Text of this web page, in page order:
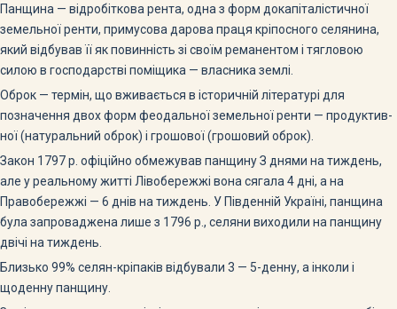
Панщина — відробіткова рента, одна з форм докапіталістичної
земельної ренти, примусова дарова праця кріпосного селянина,
який відбував її як повинність зі своїм реманентом і тягловою
силою в го­сподарстві поміщика — власника землі.
Оброк — термін, що вживається в історичній літературі для
позначення двох форм феодальної земельної ренти — продуктив­
ної (натуральний оброк) і грошової (грошовий оброк).
Закон 1797 р. офіційно обмежував панщину З днями на тиждень,
але у реальному житті Лівобережжі вона сягала 4 дні, а на
Правобережжі — 6 днів на тиждень. У Південній Україні, панщина
була запроваджена лише з 1796 р., селяни виходили на панщину
двічі на тиждень.
Близько 99% селян-кріпаків відбували 3 — 5-денну, а інколи і
щоденну панщину.